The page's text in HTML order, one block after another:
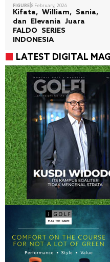
FIGURE|8 February, 2026
Kifata, William, Sania,
dan Elevania Juara
FALDO SERIES
INDONESIA
LATEST DIGITAL